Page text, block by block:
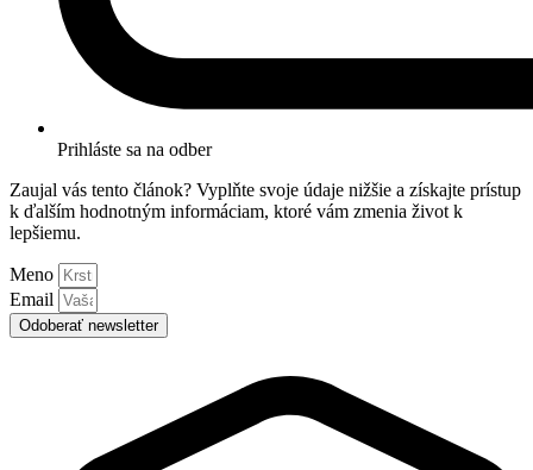
Prihláste sa na odber
Zaujal vás tento článok? Vyplňte svoje údaje nižšie a získajte prístup
k ďalším hodnotným informáciam, ktoré vám zmenia život k
lepšiemu.
Meno
Email
Odoberať newsletter